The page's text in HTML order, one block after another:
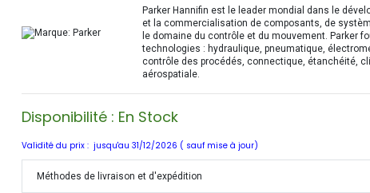
Parker Hannifin est le leader mondial dans le
et la commercialisation de composants, de
le domaine du contrôle et du mouvement. Parker
technologies : hydraulique, pneumatique,
contrôle des procédés, connectique, étanchéité,
aérospatiale.
Disponibilité : En Stock
Validité du prix : jusqu'au 31/12/2026 ( sauf mise à jour)
Méthodes de livraison et d'expédition